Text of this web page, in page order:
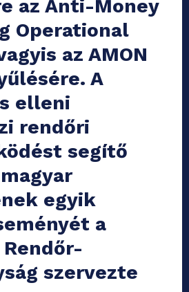
az Anti-Money
Operational
az AMON
A
elleni
rendőri
segítő
egyik
a
szervezte